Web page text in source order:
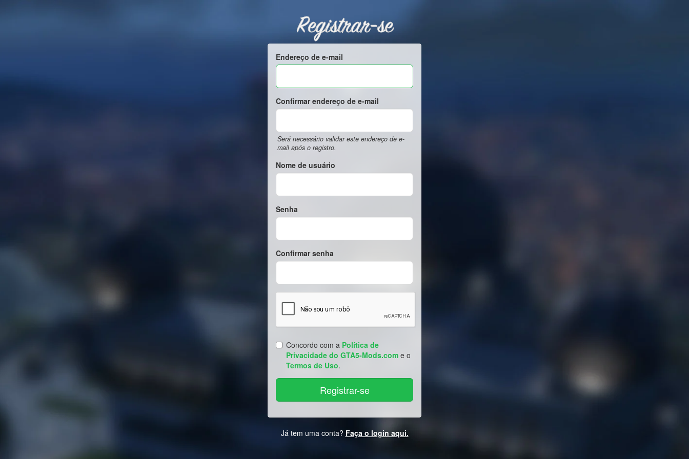
Registrar-se
Endereço de e-mail
Confirmar endereço de e-mail
Será necessário validar este endereço de e-
mail após o registro.
Nome de usuário
Senha
Confirmar senha
Concordo com a Política de
Privacidade do GTA5-Mods.com e o
Termos de Uso.
Já tem uma conta? Faça o login aqui.